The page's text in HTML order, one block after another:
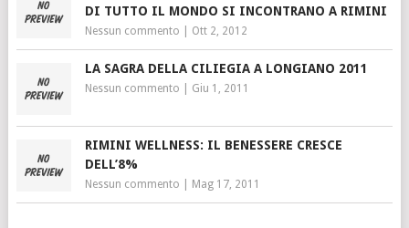
DI TUTTO IL MONDO SI INCONTRANO A RIMINI
Nessun commento Ott 2, 2012
LA SAGRA DELLA CILIEGIA A LONGIANO 2011
Nessun commento Giu 1, 2011
RIMINI WELLNESS: IL BENESSERE CRESCE
DELL’8%
Nessun commento Mag 17, 2011